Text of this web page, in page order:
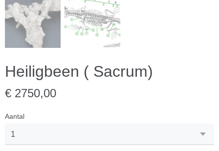
Heiligbeen ( Sacrum)
€ 2750,00
Aantal